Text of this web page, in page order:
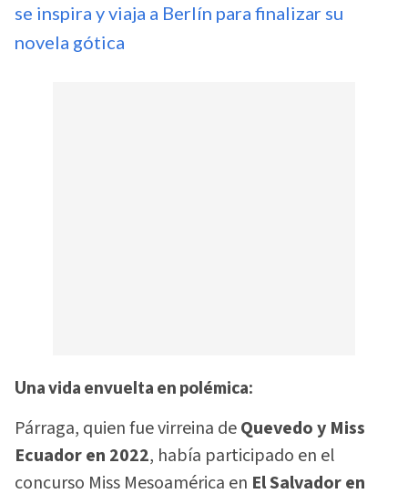
se inspira y viaja a Berlín para finalizar su
novela gótica
Una vida envuelta en polémica:
Párraga, quien fue virreina deQuevedo y Miss
Ecuador en 2022, había participado en el
concurso Miss Mesoamérica en El Salvador en